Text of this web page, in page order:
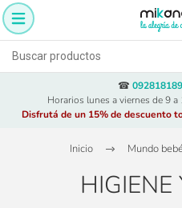
☎ 092818189
Horarios lunes a viernes de 9
Disfrutá de un 15% de descuento
Inicio Mundo